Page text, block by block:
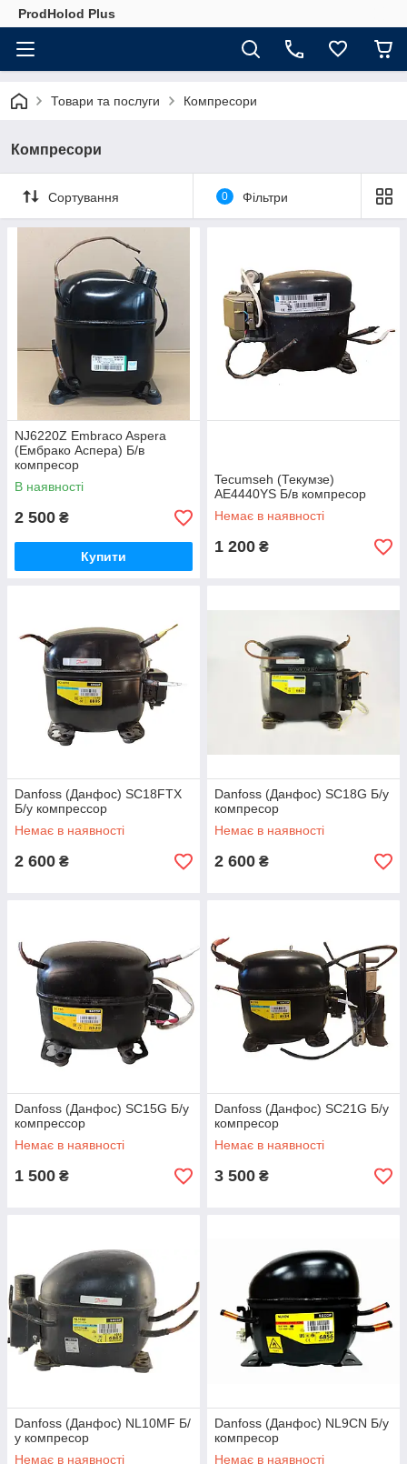
ProdHolod Plus
Товари та послуги Компресори
Компресори
Сортування 0 Фільтри
NJ6220Z Embraco Aspera
(Ембрако Аспера) Б/в
компресор
В наявності
2 500 ₴
Купити
Tecumseh (Текумзе)
AE4440YS Б/в компресор
Немає в наявності
1 200 ₴
Danfoss (Данфос) SC18FTX
Б/у компрессор
Немає в наявності
2 600 ₴
Danfoss (Данфос) SC18G Б/у
компресор
Немає в наявності
2 600 ₴
Danfoss (Данфос) SC15G Б/у
компрессор
Немає в наявності
1 500 ₴
Danfoss (Данфос) SC21G Б/у
компресор
Немає в наявності
3 500 ₴
Danfoss (Данфос) NL10MF Б/
у компресор
Немає в наявності
Danfoss (Данфос) NL9CN Б/у
компресор
Немає в наявності